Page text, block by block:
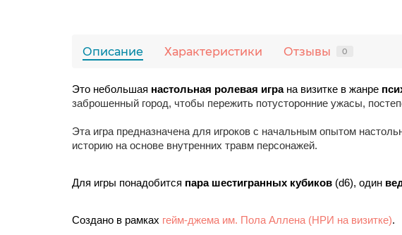
Описание Характеристики Отзывы 0
Это небольшая настольная ролевая игра на визитке в жанре
заброшенный город, чтобы пережить потусторонние ужасы,
Эта игра предназначена для игроков с начальным опытом
историю на основе внутренних травм персонажей.
Для игры понадобится пара шестигранных кубиков (d6), один
Создано в рамках гейм-джема им. Пола Аллена (НРИ на визитке).